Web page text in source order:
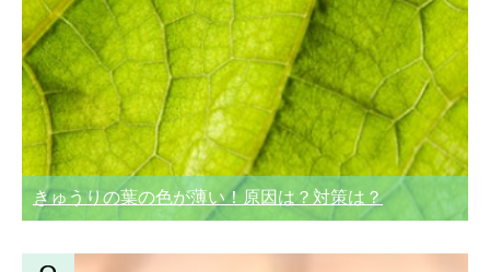
きゅうりの葉の色が薄い！原因は？対策は？